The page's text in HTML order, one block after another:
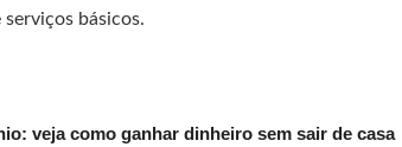
básicos.
veja como ganhar dinheiro sem sair de casa